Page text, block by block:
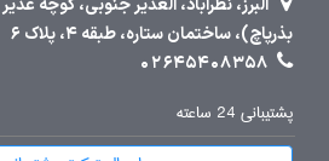
بذرپاچ)، ساختمان ستاره، طبقه 4، پلاک 6
02645408358
پشتیبانی 24 ساعته